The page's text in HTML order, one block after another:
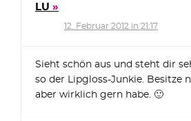
LU
12. Februar 2012 in 21:17
Sieht schön aus und steht dir
so der Lipgloss-Junkie. Besitze
aber wirklich gern habe. 🙂